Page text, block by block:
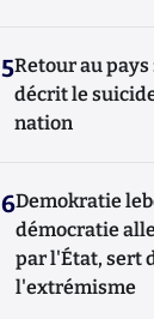
5Retour au
décrit le
nation
6Demokratie
démocratie
par l'État, sert
l'extrémisme